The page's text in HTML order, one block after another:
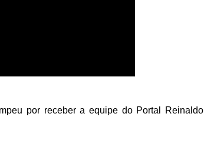
por receber a equipe do Portal Reinaldo